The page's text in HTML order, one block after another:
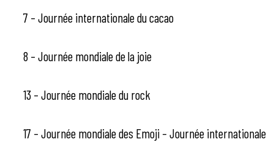
7 – Journée internationale du cacao
8 – Journée mondiale de la joie
13 – Journée mondiale du rock
17 – Journée mondiale des Emoji – Journée internationale